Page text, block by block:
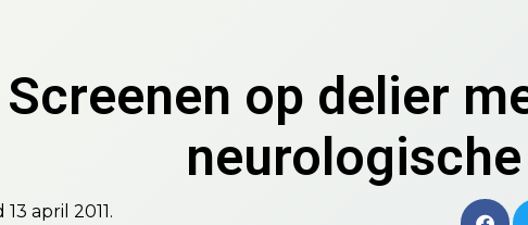
Screenen op delier
april 2011.